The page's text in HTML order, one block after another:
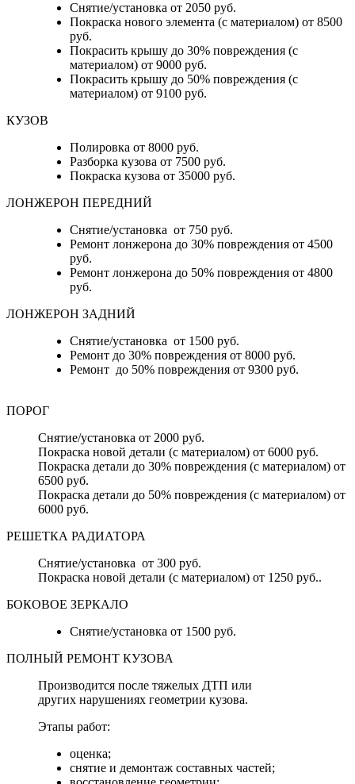
Снятие/установка от 2050 руб.
Покраска нового элемента (с материалом) от 8500
руб.
Покрасить крышу до 30% повреждения (с
материалом) от 9000 руб.
Покрасить крышу до 50% повреждения (с
материалом) от 9100 руб.
КУЗОВ
Полировка от 8000 руб.
Разборка кузова от 7500 руб.
Покраска кузова от 35000 руб.
ЛОНЖЕРОН ПЕРЕДНИЙ
Снятие/установка от 750 руб.
Ремонт лонжерона до 30% повреждения от 4500
руб.
Ремонт лонжерона до 50% повреждения от 4800
руб.
ЛОНЖЕРОН ЗАДНИЙ
Снятие/установка от 1500 руб.
Ремонт до 30% повреждения от 8000 руб.
Ремонт до 50% повреждения от 9300 руб.
ПОРОГ
Снятие/установка от 2000 руб.
Покраска новой детали (с материалом) от 6000 руб.
Покраска детали до 30% повреждения (с материалом) от
6500 руб.
Покраска детали до 50% повреждения (с материалом) от
6000 руб.
РЕШЕТКА РАДИАТОРА
Снятие/установка от 300 руб.
Покраска новой детали (с материалом) от 1250 руб..
БОКОВОЕ ЗЕРКАЛО
Снятие/установка от 1500 руб.
ПОЛНЫЙ РЕМОНТ КУЗОВА
Производится после тяжелых ДТП или
других нарушениях геометрии кузова.
Этапы работ:
оценка;
снятие и демонтаж составных частей;